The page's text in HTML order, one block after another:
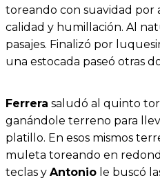
toreando con suavidad por
calidad y humillación. Al
pasajes. Finalizó por
una estocada paseó otras
Ferrera saludó al quinto
ganándole terreno para
platillo. En esos mismos
muleta toreando en
teclas y Antonio le buscó